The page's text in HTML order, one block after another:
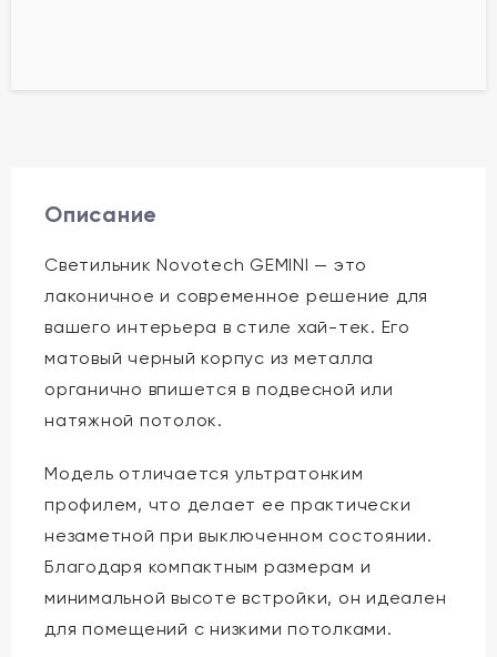
Описание
Светильник Novotech GEMINI — это
лаконичное и современное решение для
вашего интерьера в стиле хай-тек. Его
матовый черный корпус из металла
органично впишется в подвесной или
натяжной потолок.
Модель отличается ультратонким
профилем, что делает ее практически
незаметной при выключенном состоянии.
Благодаря компактным размерам и
минимальной высоте встройки, он идеален
для помещений с низкими потолками.